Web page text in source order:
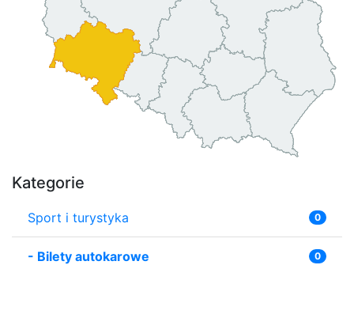
Kategorie
Sport i turystyka 0
- Bilety autokarowe 0